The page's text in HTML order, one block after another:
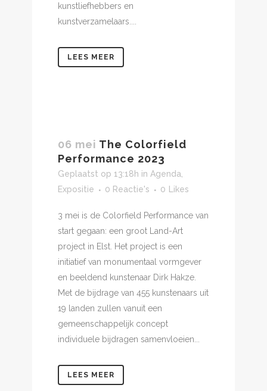
kunstliefhebbers en
kunstverzamelaars....
LEES MEER
06 mei The Colorfield
Performance 2023
Geplaatst op 13:18h in Agenda
Expositie
0 Reactie's 0 Likes
3 mei is de Colorfield Performance van
start gegaan: een groot Land-Art
project in Elst. Het project is een
initiatief van monumentaal vormgever
en beeldend kunstenaar Dirk Hakze.
Met de bijdrage van 455 kunstenaars uit
19 landen zullen vanuit een
gemeenschappelijk concept
individuele bijdragen samenvloeien...
LEES MEER